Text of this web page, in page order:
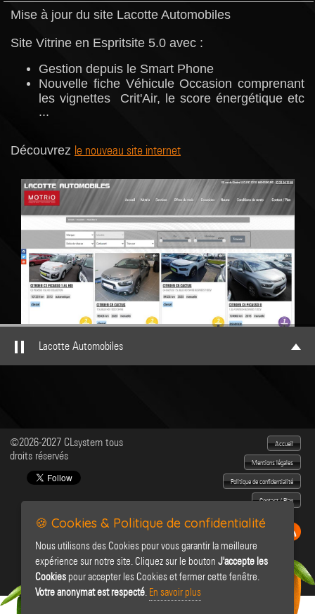
Mise à jour du site Lacotte Automobiles
Site Vitrine en Espritsite 5.0 avec :
Gestion depuis le Smart Phone
Nouvelle fiche Véhicule Occasion comprenant
les vignettes Crit'Air, le score énergétique etc
Découvrez le nouveau site internet
Lacotte Automobiles
©2026-2027 CLsystem tous
droits réservés
Accueil
Mentions légales
Politique de confidentialité
Contact / Plan
🍪 Cookies & Politique de confidentialité
Nous utilisons des Cookies pour vous garantir la meilleure
expérience sur notre site. Cliquez sur le bouton J'accepte les
Cookiespour accepter les Cookies et fermer cette fenêtre.
Votre anonymat est respecté. En savoir plus